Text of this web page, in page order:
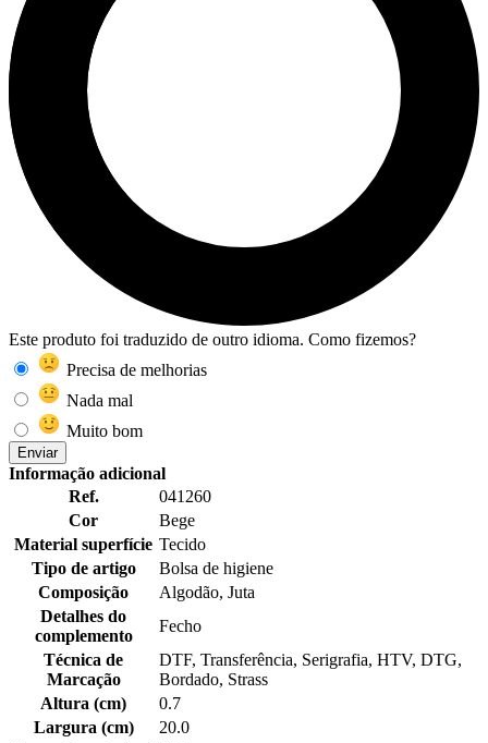
Este produto foi traduzido de outro idioma. Como fizemos?
Precisa de melhorias
Nada mal
Muito bom
Enviar
Informação adicional
Ref.
041260
Cor
Bege
Material superfície Tecido
Tipo de artigo
Bolsa de higiene
Composição
Algodão, Juta
Detalhes do
complemento
Fecho
Técnica de
Marcação
DTF, Transferência, Serigrafia, HTV, DTG,
Bordado, Strass
Altura (cm)
0.7
Largura (cm)
20.0